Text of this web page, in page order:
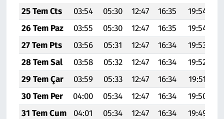
25 Tem Cts
03:54 05:30 12:47 16:35 19:54
26 Tem Paz
03:55 05:30 12:47 16:35 19:54
27 Tem Pts
03:56 05:31 12:47 16:34 19:53
28 Tem Sal
03:58 05:32 12:47 16:34 19:52
29 Tem Çar
03:59 05:33 12:47 16:34 19:51
30 Tem Per
04:00 05:34 12:47 16:34 19:50
31 Tem Cum
04:01 05:34 12:47 16:34 19:49